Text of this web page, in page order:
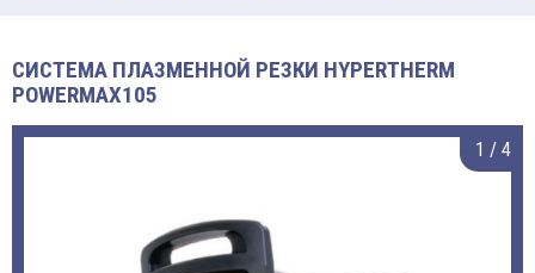
СИСТЕМА ПЛАЗМЕННОЙ РЕЗКИ HYPERTHERM
POWERMAX105
1 / 4